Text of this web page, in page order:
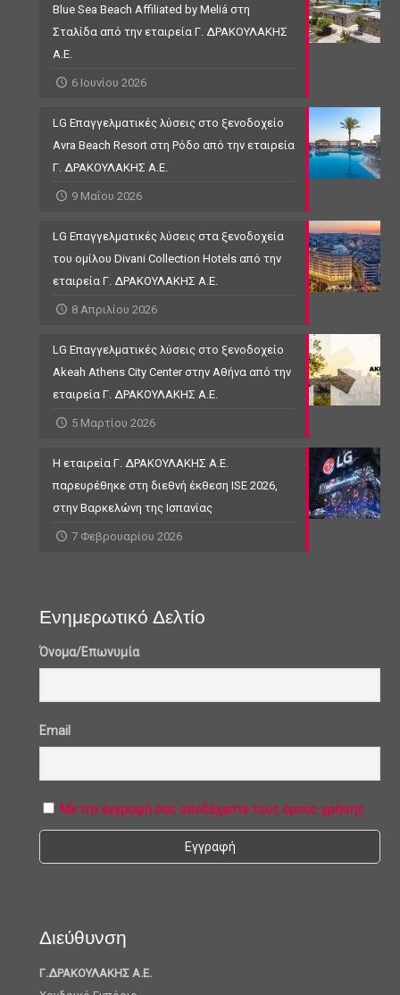
Blue Sea Beach Affiliated by Meliá στη
Σταλίδα από την εταιρεία Γ. ΔΡΑΚΟΥΛΑΚΗΣ
Α.Ε.
6 Ιουνίου 2026
LG Επαγγελματικές λύσεις στο ξενοδοχείο
Avra Beach Resort στη Ρόδο από την εταιρεία
Γ. ΔΡΑΚΟΥΛΑΚΗΣ Α.Ε.
9 Μαΐου 2026
LG Επαγγελματικές λύσεις στα ξενοδοχεία
του ομίλου Divani Collection Hotels από την
εταιρεία Γ. ΔΡΑΚΟΥΛΑΚΗΣ Α.Ε.
8 Απριλίου 2026
LG Επαγγελματικές λύσεις στο ξενοδοχείο
Akeah Athens City Center στην Αθήνα από την
εταιρεία Γ. ΔΡΑΚΟΥΛΑΚΗΣ Α.Ε.
5 Μαρτίου 2026
Η εταιρεία Γ. ΔΡΑΚΟΥΛΑΚΗΣ Α.Ε.
παρευρέθηκε στη διεθνή έκθεση ISE 2026,
στην Βαρκελώνη της Ισπανίας
7 Φεβρουαρίου 2026
Ενημερωτικό Δελτίο
Όνομα/Επωνυμία
Email
Με την εγγραφή σας αποδέχεστε τους όρους χρήσης
Διεύθυνση
Γ.ΔΡΑΚΟΥΛΑΚΗΣ Α.Ε.